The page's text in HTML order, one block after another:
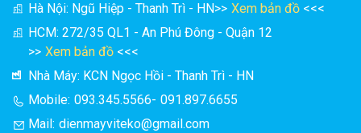
Hà Nội: Ngũ Hiệp - Thanh Trì - HN>> Xem bản đồ <<<
HCM: 272/35 QL1 - An Phú Đông - Quận 12
>> Xem bản đồ <<<
Nhà Máy: KCN Ngọc Hồi - Thanh Trì - HN
Mobile: 093.345.5566- 091.897.6655
Mail: dienmayviteko@gmail.com